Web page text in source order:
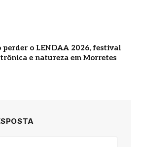
o LENDAA 2026, festival
e natureza em Morretes